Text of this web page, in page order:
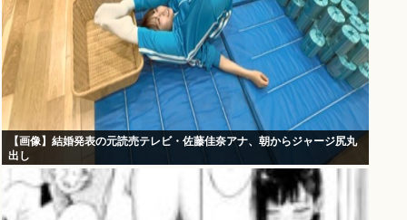
【画像】結婚発表の元読売テレビ・佐藤佳奈アナ、朝からジャージ尻丸
出し